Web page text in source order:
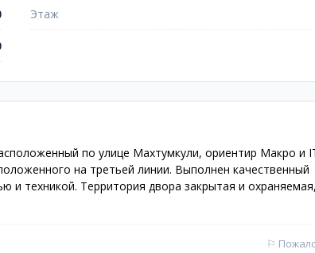
Этаж
по улице Махтумкули, ориентир Макро и
на третьей линии. Выполнен качественный
и техникой. Территория двора закрытая и охраняемая,
⚐